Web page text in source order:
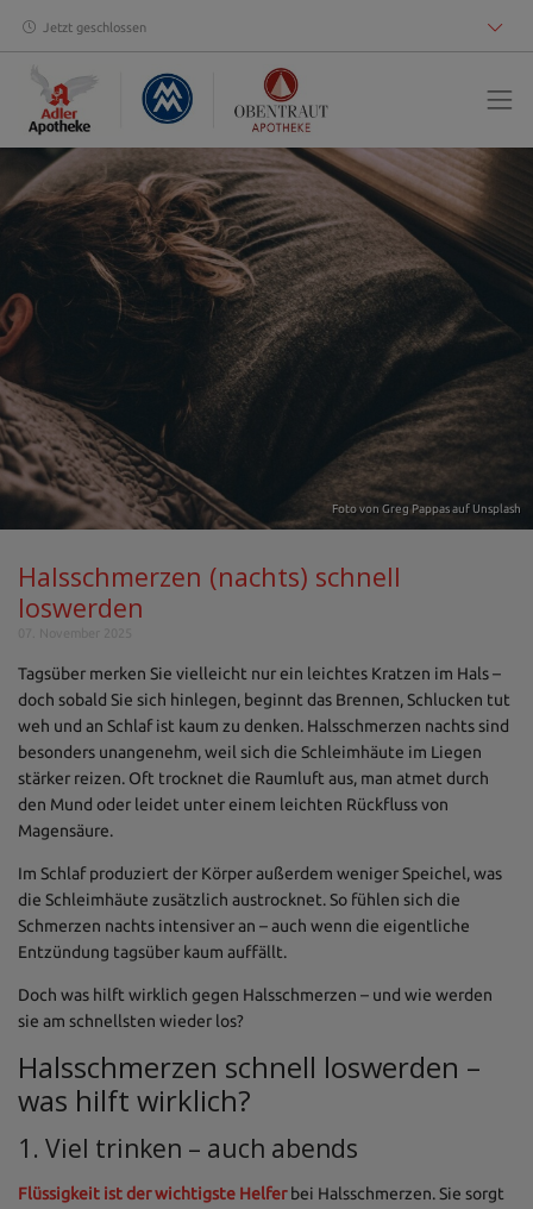
Jetzt geschlossen
Foto von Greg Pappasauf Unsplash
Halsschmerzen (nachts) schnell
loswerden
Tagsüber merken Sie vielleicht nur ein leichtes Kratzen im Hals –
doch sobald Sie sich hinlegen, beginnt das Brennen, Schlucken tut
weh und an Schlaf ist kaum zu denken. Halsschmerzen nachts sind
besonders unangenehm, weil sich die Schleimhäute im Liegen
stärker reizen. Oft trocknet die Raumluft aus, man atmet durch
den Mund oder leidet unter einem leichten Rückfluss von
Magensäure.
Im Schlaf produziert der Körper außerdem weniger Speichel, was
die Schleimhäute zusätzlich austrocknet. So fühlen sich die
Schmerzen nachts intensiver an – auch wenn die eigentliche
Entzündung tagsüber kaum auffällt.
Doch was hilft wirklich gegen Halsschmerzen – und wie werden
sie am schnellsten wieder los?
Halsschmerzen schnell loswerden –
was hilft wirklich?
1. Viel trinken – auch abends
Flüssigkeit ist der wichtigste Helferbei Halsschmerzen. Sie sorgt